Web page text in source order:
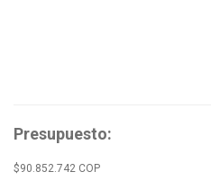
Presupuesto:
$90.852.742 COP